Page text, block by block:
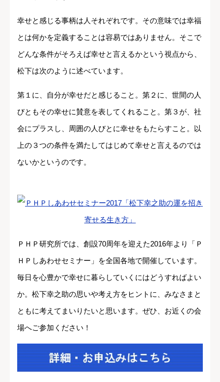
幸せと感じる事柄は人それぞれです。その意味では幸福
とは何かを定義することは容易ではありません。そこで
どんな条件がそろえば幸せと言えるかという視点から、
松下は次のように述べています。
第１に、自分が幸せだと感じること。第２に、世間の人
びともその幸せに賛意を表してくれること。第３が、社
会にプラスし、周囲の人びとに幸せをもたらすこと。以
上の３つの条件を満たしてはじめて幸せと言えるのでは
ないかというのです。
ＰＨＰ研究所では、創設70周年を迎えた2016年より「Ｐ
ＨＰしあわせセミナー」を全国各地で開催しています。
毎日を心豊かで幸せに暮らしていくにはどうすればよい
か。松下幸之助の思いや考え方をヒントに、みなさまと
ともに考えてまいりたいと思います。ぜひ、お近くの会
場へご参加ください！